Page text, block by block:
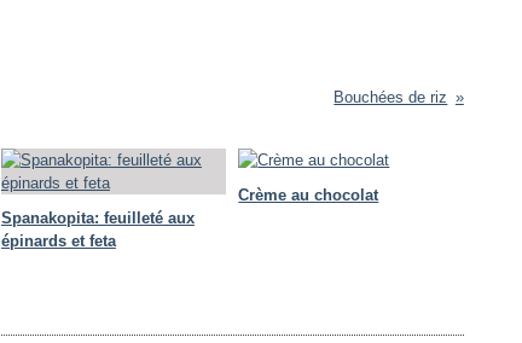
Bouchées de riz
Spanakopita: feuilleté aux
épinards et feta
Crème au chocolat